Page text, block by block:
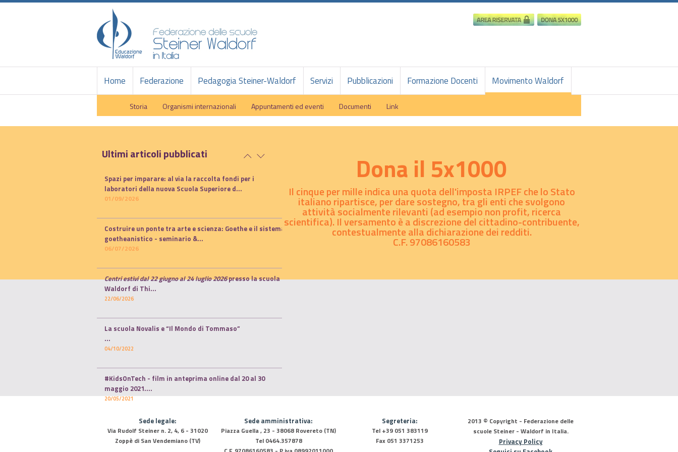
Home Federazione Pedagogia Steiner-Waldorf Servizi Pubblicazioni Formazione Docenti Movimento Waldorf
Storia Organismi internazionali Appuntamenti ed eventi Documenti Link
Ultimi articoli pubblicati
Spazi per imparare: al via la raccolta fondi per i
laboratori della nuova Scuola Superiore d...
01/09/2026
Costruire un ponte tra arte e scienza: Goethe e il sistema
goetheanistico - seminario &...
06/07/2026
Centri estivi dal 22 giugno al 24 luglio 2026presso la scuola
Waldorf di Thi...
22/06/2026
La scuola Novalis e “Il Mondo di Tommaso”
...
04/10/2022
#KidsOnTech - film in anteprima online dal 20 al 30
maggio 2021....
20/05/2021
Dona il 5x1000
Il cinque per mille indica una quota dell'imposta IRPEF che lo Stato
italiano ripartisce, per dare sostegno, tra gli enti che svolgono
attività socialmente rilevanti (ad esempio non profit, ricerca
scientifica). Il versamento è a discrezione del cittadino-contribuente,
contestualmente alla dichiarazione dei redditi.
C.F. 97086160583
Sede legale:
Via Rudolf Steiner n. 2, 4, 6 - 31020
Zoppè di San Vendemiano (TV)
Sede amministrativa:
Piazza Guella , 23 - 38068 Rovereto (TN)
Tel 0464.357878
Segreteria:
Tel +39 051 383119
Fax 051 3371253
2013 © Copyright - Federazione delle
scuole Steiner - Waldorf in Italia.
Privacy Policy